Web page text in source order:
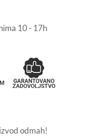
10 - 17h
odmah!